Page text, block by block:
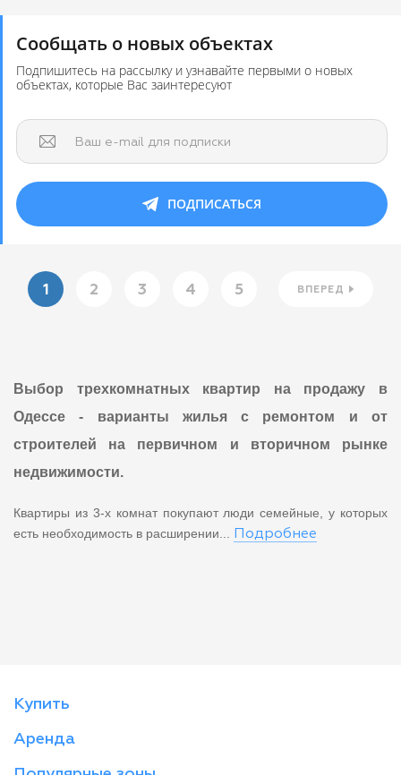
Сообщать о новых объектах
Подпишитесь на рассылку и узнавайте первыми о новых
объектах, которые Вас заинтересуют
Ваш e-mail для подписки
ПОДПИСАТЬСЯ
1 2 3 4 5 ВПЕРЕД
Выбор трехкомнатных квартир на продажу в
Одессе - варианты жилья с ремонтом и от
строителей на первичном и вторичном рынке
недвижимости.
Квартиры из 3-х комнат покупают люди семейные, у которых
есть необходимость в расширении... Подробнее
Купить
Аренда